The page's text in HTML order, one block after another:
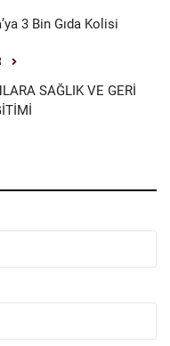
3 Bin Gıda Kolisi
SAĞLIK VE GERİ